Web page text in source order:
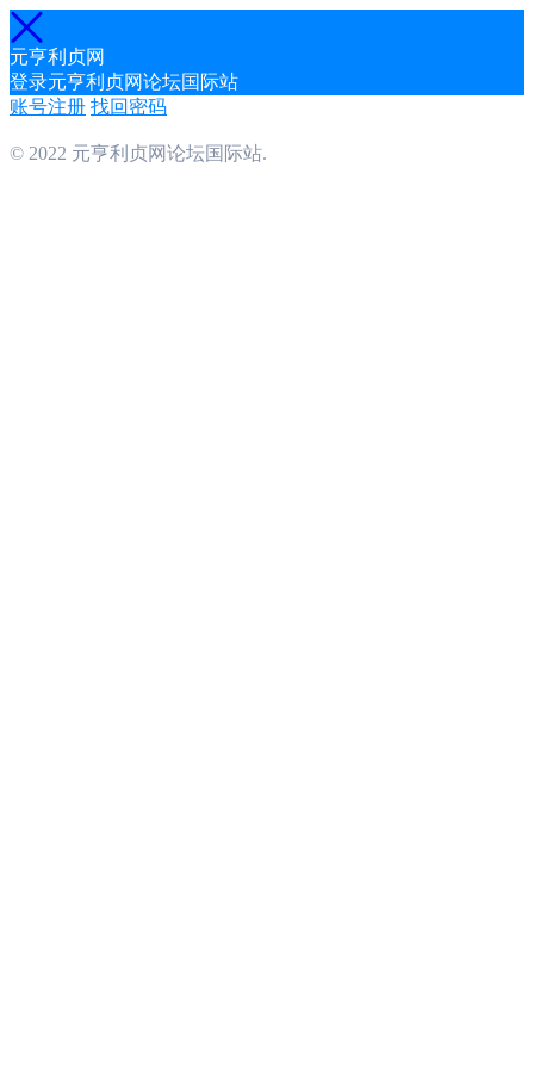
元亨利贞网
登录元亨利贞网论坛国际站
账号注册 找回密码
© 2022 元亨利贞网论坛国际站.